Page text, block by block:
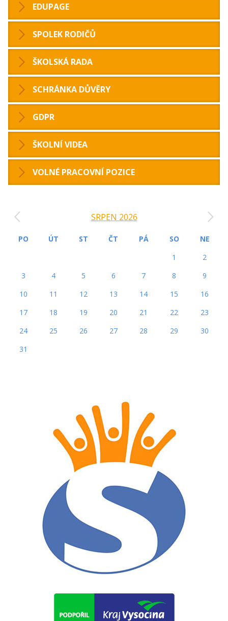
EDUPAGE
SPOLEK RODIČŮ
ŠKOLSKÁ RADA
SCHRÁNKA DŮVĚRY
GDPR
ŠKOLNÍ VIDEA
VOLNÉ PRACOVNÍ POZICE
SRPEN 2026
PO ÚT ST ČT PÁ SO
NE
1
2
3
4 5 6 7 8
9
10
11 12 13 14 15
16
17
18 19 20 21 22
23
24
25 26 27 28 29
30
31